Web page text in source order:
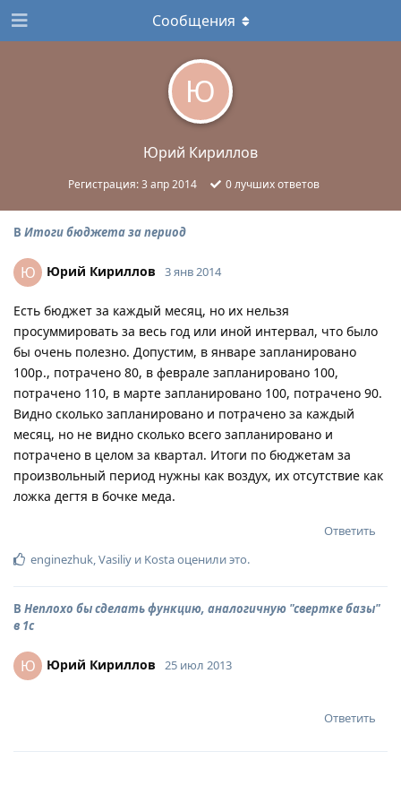
Ю
Юрий Кириллов
Регистрация:3 апр 2014 0лучших ответов
Сообщения
В Итоги бюджета за период
Ю Юрий Кириллов 3 янв 2014
Есть бюджет за каждый месяц, но их нельзя
просуммировать за весь год или иной интервал, что было
бы очень полезно. Допустим, в январе запланировано
100р., потрачено 80, в феврале запланировано 100,
потрачено 110, в марте запланировано 100, потрачено 90.
Видно сколько запланировано и потрачено за каждый
месяц, но не видно сколько всего запланировано и
потрачено в целом за квартал. Итоги по бюджетам за
произвольный период нужны как воздух, их отсутствие как
ложка дегтя в бочке меда.
Ответить
enginezhuk,Vasiliy и Kostaоценили это.
В Неплохо бы сделать функцию, аналогичную "свертке базы"
в 1с
Ю Юрий Кириллов 25 июл 2013
Ответить